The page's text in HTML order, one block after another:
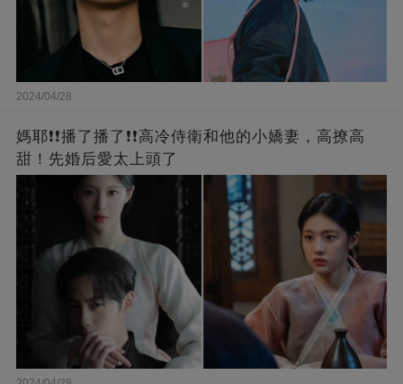
2024/04/28
媽耶❗❗播了播了❗❗高冷侍衛和他的小嬌妻，高撩高
甜！先婚后愛太上頭了